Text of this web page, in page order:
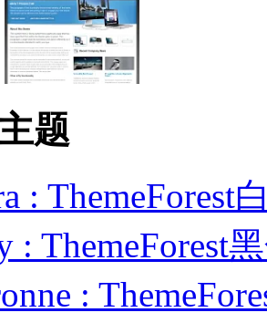
题
: ThemeForest
: ThemeForest
: